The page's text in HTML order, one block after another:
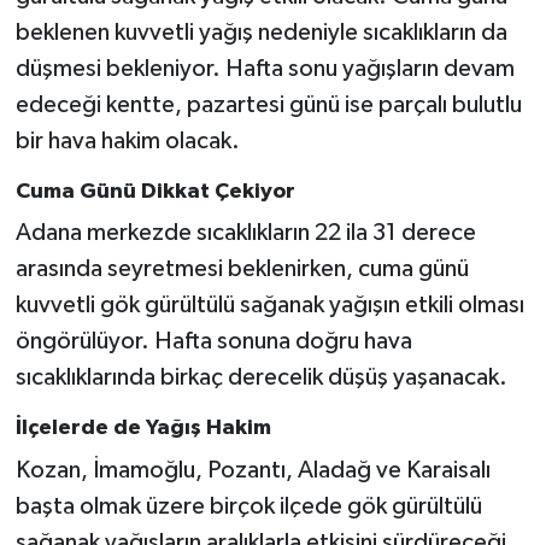
beklenen kuvvetli yağış nedeniyle sıcaklıkların da
düşmesi bekleniyor. Hafta sonu yağışların devam
edeceği kentte, pazartesi günü ise parçalı bulutlu
bir hava hakim olacak.
Cuma Günü Dikkat Çekiyor
Adana merkezde sıcaklıkların 22 ila 31 derece
arasında seyretmesi beklenirken, cuma günü
kuvvetli gök gürültülü sağanak yağışın etkili olması
öngörülüyor. Hafta sonuna doğru hava
sıcaklıklarında birkaç derecelik düşüş yaşanacak.
İlçelerde de Yağış Hakim
Kozan, İmamoğlu, Pozantı, Aladağ ve Karaisalı
başta olmak üzere birçok ilçede gök gürültülü